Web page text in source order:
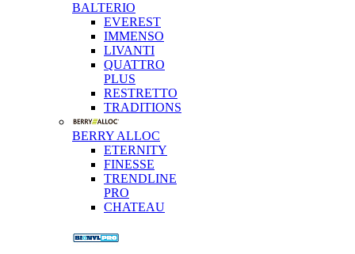
BALTERIO
EVEREST
IMMENSO
LIVANTI
QUATTRO
PLUS
RESTRETTO
TRADITIONS
BERRY ALLOC
ETERNITY
FINESSE
TRENDLINE
PRO
CHATEAU